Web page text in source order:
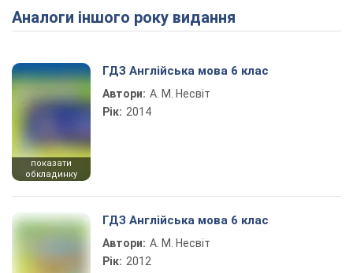
Play Video
Аналоги іншого року видання
показати
обкладинку
ГДЗ Англійська мова 6 клас
Автори: А. М. Несвіт
Рік: 2014
ГДЗ Англійська мова 6 клас
Автори: А. М. Несвіт
Рік: 2012